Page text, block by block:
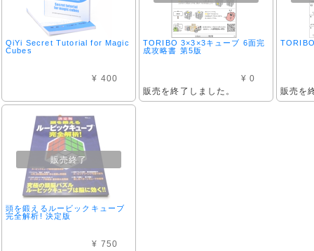
QiYi Secret Tutorial for Magic
Cubes
¥ 400
TORIBO 3×3×3キューブ 6面完
成攻略書 第5版
¥ 0
販売を終了しました。 販売を
販売終了
頭を鍛えるルービックキューブ
完全解析! 決定版
¥ 750